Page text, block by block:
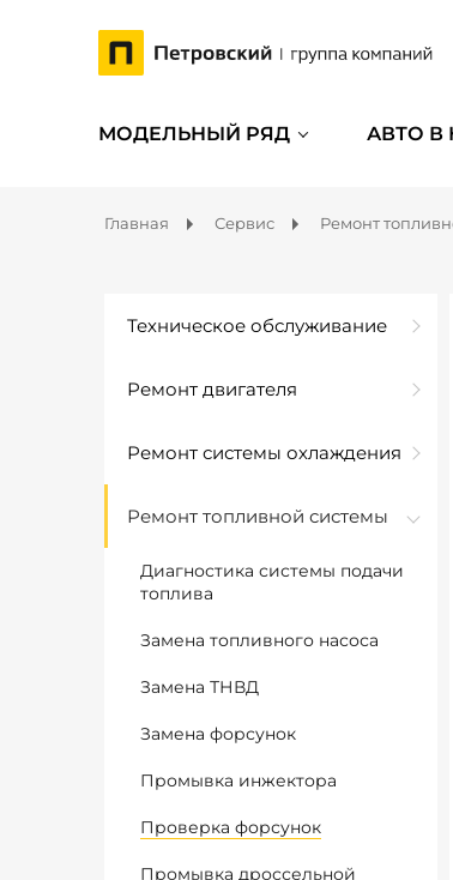
МОДЕЛЬНЫЙ РЯД АВТО В
Главная Сервис Ремонт
Техническое обслуживание
Ремонт двигателя
Ремонт системы охлаждения
Ремонт топливной системы
Диагностика системы подачи
топлива
Замена топливного насоса
Замена ТНВД
Замена форсунок
Промывка инжектора
Проверка форсунок
Промывка дроссельной